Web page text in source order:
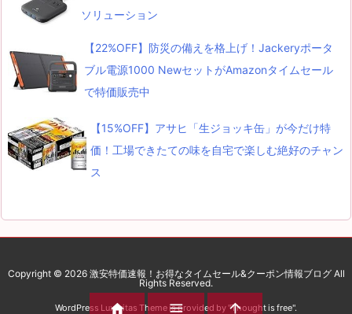
ソリューション
【22%OFF】防災の備えを格上げ！Jackeryポータ
ブル電源1000 NewセットがAmazonタイムセール
で特価販売中
【15%OFF】アサヒ「生ジョッキ缶」が今だけ特
価！工場できたての味を自宅で楽しむ絶好のチャン
ス
Copyright © 2026 激安特価速報！お得なタイムセール&クーポン情報ブログAll
Rights Reserved.
WordPress Luxeritas Theme is provided by "Thought is free".
  